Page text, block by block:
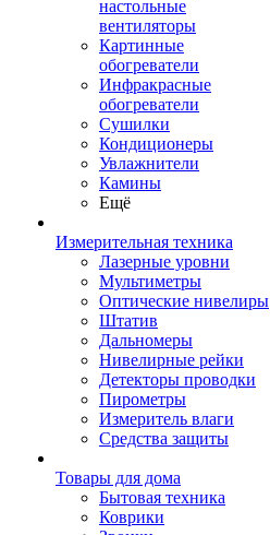
настольные
вентиляторы
Картинные
обогреватели
Инфракрасные
обогреватели
Сушилки
Кондиционеры
Увлажнители
Камины
Ещё
Измерительная техника
Лазерные уровни
Мультиметры
Оптические нивелиры
Штатив
Дальномеры
Нивелирные рейки
Детекторы проводки
Пирометры
Измеритель влаги
Средства защиты
Товары для дома
Бытовая техника
Коврики